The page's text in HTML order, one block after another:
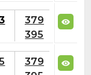
379
395
379